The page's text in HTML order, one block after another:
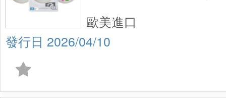
2026/04/10
歐美進口